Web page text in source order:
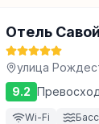
Отель Савой
улица
9.2
Wi-Fi